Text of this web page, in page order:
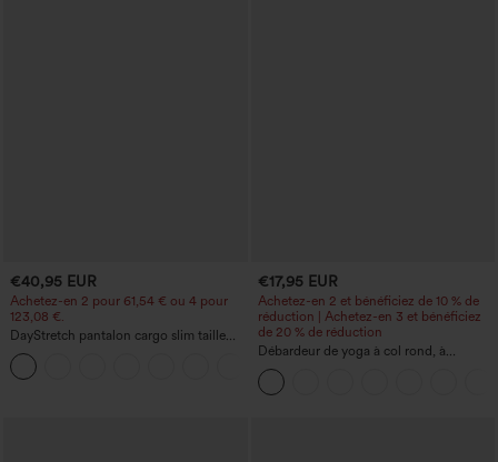
€40,95 EUR
Achetez-en 2 pour 61,54 € ou 4 pour
123,08 €.
DayStretch pantalon cargo slim taille
haute, poches zippées, uni
€17,95 EUR
Achetez-en 2 et bénéficiez de 10 % de
réduction | Achetez-en 3 et bénéficiez
de 20 % de réduction
Débardeur de yoga à col rond, à
fronces, effet rafraîchissant - UPF50+